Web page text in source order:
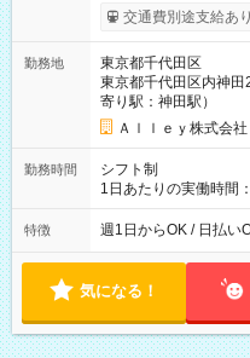
給与は本採用時と同じ
交通費別途支給あり
勤務地
東京都千代田区
東京都千代田区内神
寄り駅：神田駅）
Ａｌｌｅｙ株式会社
勤務時間
シフト制
1日あたりの実働時間
実働時間：1-5時間 └
能！ └平日・土曜日の
18:00 などのよう
特徴 週1日からOK / 日払い
気になる！